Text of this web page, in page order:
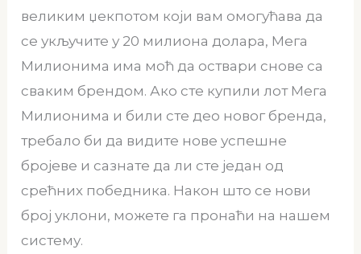
великим џекпотом који вам омогућава да
се укључите у 20 милиона долара, Мега
Милионима има моћ да оствари снове са
сваким брендом. Ако сте купили лот Мега
Милионима и били сте део новог бренда,
требало би да видите нове успешне
бројеве и сазнате да ли сте један од
срећних победника. Након што се нови
број уклони, можете га пронаћи на нашем
систему.